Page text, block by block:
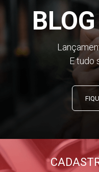
E tudo